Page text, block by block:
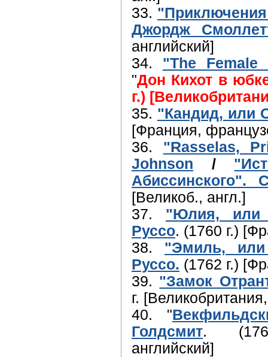
33.
Джордж
английский]
34. "The Female
"Дон Кихот в
г.)
35. "Кандид, или
[Франция,
36. "Rasselas,
Johnson /
Абиссинского".
[Великоб., англ.]
37. "Юлия, или
Руссо. (1760 г.)
38. "Эмиль,
Руссо. (1762 г.)
39. "Замок
г.
40. "
Голдсмит.
английский]